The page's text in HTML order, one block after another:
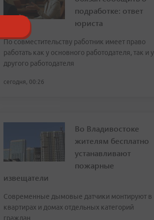
подработке: ответ
юриста
По совместительству работник имеет право
работать как у основного работодателя, так и у
другого работодателя
сегодня, 00:26
Во Владивостоке
жителям бесплатно
устанавливают
пожарные
извещатели
Современные дымовые датчики монтируют в
квартирах и домах отдельных категорий
граждан